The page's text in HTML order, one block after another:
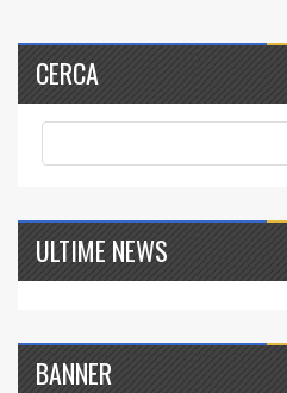
CERCA
ULTIME NEWS
BANNER